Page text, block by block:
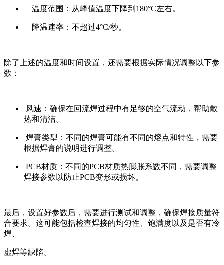
温度范围：从峰值温度下降到180°C左右。
降温速率：不超过4°C/秒。
除了上述的温度和时间设置，还需要根据实际情况调整以下参
数：
风速：确保在回流焊过程中有足够的空气流动，帮助散
热和清洁。
焊膏类型：不同的焊膏可能有不同的熔点和特性，需要
根据焊膏的说明进行调整。
PCB材质：不同的PCB材质热膨胀系数不同，需要调整
焊接参数以防止PCB变形或损坏。
最后，设置好参数后，需要进行测试和调整，确保焊接质量符
合要求。这可能包括检查焊接的均匀性、饱满度以及是否有冷
焊、
虚焊等缺陷。